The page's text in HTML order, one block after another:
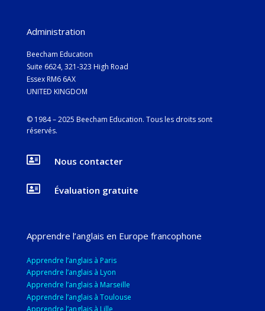
Administration
Beecham Education
Suite 6624, 321-323 High Road
Essex RM6 6AX
UNITED KINGDOM
© 1984 – 2025 Beecham Education. Tous les droits sont
réservés.
 Nous contacter
 Évaluation gratuite
Apprendre l’anglais en Europe francophone
Apprendre l’anglais à Paris
Apprendre l’anglais à Lyon
Apprendre l’anglais à Marseille
Apprendre l’anglais à Toulouse
Apprendre l’anglais à Lille